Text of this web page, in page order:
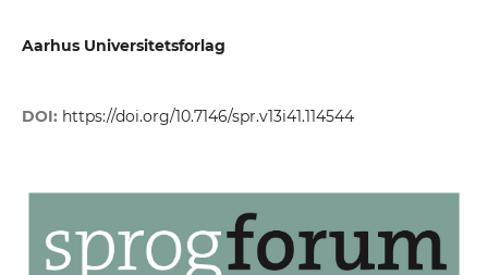
Aarhus Universitetsforlag
DOI: https://doi.org/10.7146/spr.v13i41.114544